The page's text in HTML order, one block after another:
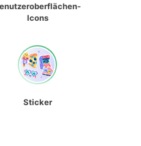
Icons
Sticker